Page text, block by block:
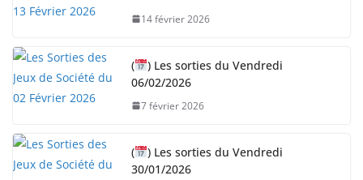
n
t
…
14 février 2026
(
) Les sorties du Vendredi
06/02/2026
7 février 2026
(
) Les sorties du Vendredi
30/01/2026